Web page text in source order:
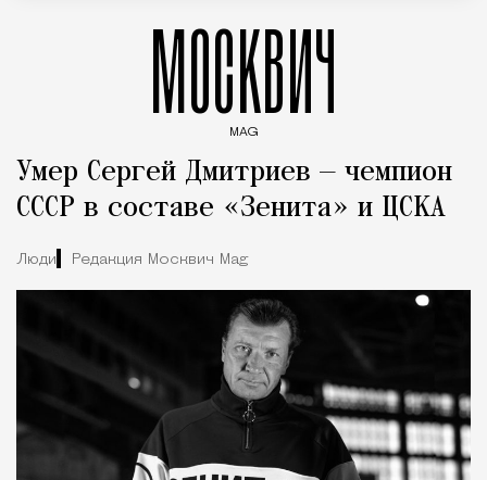
МОСКВИЧ
MAG
Умер Сергей Дмитриев — чемпион
СССР в составе «Зенита» и ЦСКА
Люди Редакция Москвич Mag